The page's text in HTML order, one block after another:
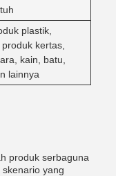
plastik,
kertas,
kain, batu,
lainnya
produk serbaguna
yang